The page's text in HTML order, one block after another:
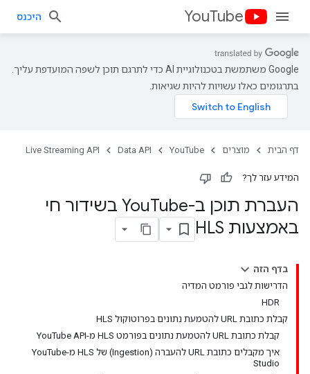
YouTube היכנס
‫Google משתמשת בטכנולוגיית AI כדי לתרגם תוכן לשפה המועדפת עליך.
בתרגומים כאלו עשויות להיות שגיאות.
דף הבית מוצרים YouTube
Data API
Live Streaming API
המידע עזר לך?
העברת תוכן ב-You
Tube בשידור חי
באמצעות HLS
בדף הזה
הדרישות לגבי פורמט המדיה
HDR
קבלת כתובת URL להטמעת נתונים בפרוטוקול HLS
קבלת כתובת URL להטמעת נתונים בפורמט HLS מ-YouTube API
איך מקבלים כתובת URL להעברה (Ingestion) של HLS מ-YouTube
Studio